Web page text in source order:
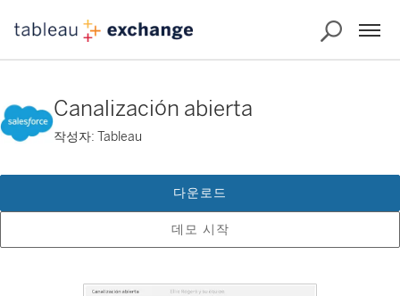
Canalización abierta
작성자: Tableau
데모 시작
다운로드